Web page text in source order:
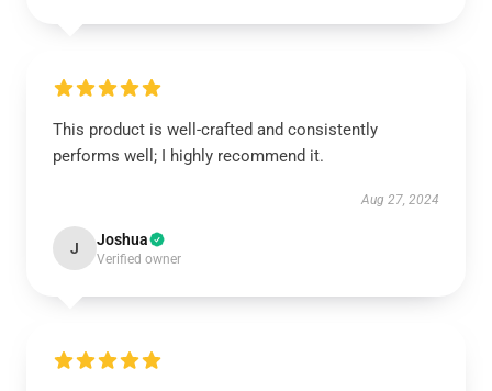
This product is well-crafted and consistently
performs well; I highly recommend it.
Aug 27, 2024
J Joshua
Verified owner